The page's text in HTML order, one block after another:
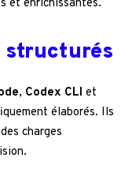
et enrichissantes.
structurés
, Codex CLI et
élaborés. Ils
charges